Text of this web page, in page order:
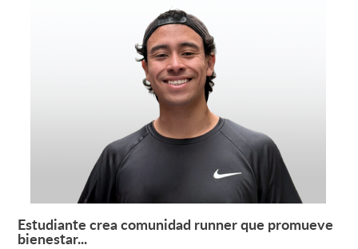
Leer más +
Estudiante crea comunidad runner que promueve
bienestar...